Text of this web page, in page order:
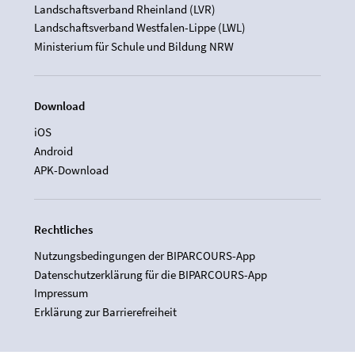
Landschaftsverband Rheinland (LVR)
Landschaftsverband Westfalen-Lippe (LWL)
Ministerium für Schule und Bildung NRW
Download
iOS
Android
APK-Download
Rechtliches
Nutzungsbedingungen der BIPARCOURS-App
Datenschutzerklärung für die BIPARCOURS-App
Impressum
Erklärung zur Barrierefreiheit